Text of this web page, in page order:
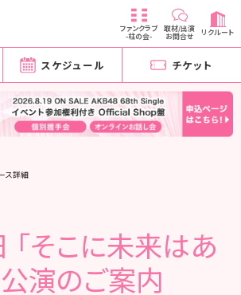
ファンクラブ
-柱の会-
取材/出演
お問合せ リクルート
スケジュール チケット
ス詳細
「そこに未来はあ
公演のご案内